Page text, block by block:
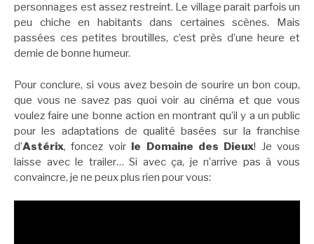
personnages est assez restreint. Le village parait parfois un
peu chiche en habitants dans certaines scènes. Mais
passées ces petites broutilles, c’est près d’une heure et
demie de bonne humeur.
Pour conclure, si vous avez besoin de sourire un bon coup,
que vous ne savez pas quoi voir au cinéma et que vous
voulez faire une bonne action en montrant qu’il y a un public
pour les adaptations de qualité basées sur la franchise
d’Astérix, foncez voir le Domaine des Dieux! Je vous
laisse avec le trailer… Si avec ça, je n’arrive pas à vous
convaincre, je ne peux plus rien pour vous: